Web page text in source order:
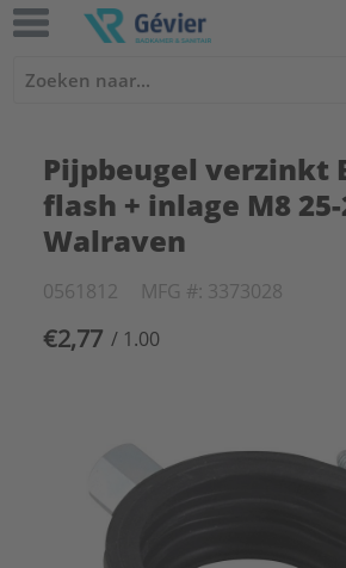
Pijpbeugel verzinkt
flash + inlage M8
Walraven
0561812 MFG #: 3373028
€2,77 / 1.00